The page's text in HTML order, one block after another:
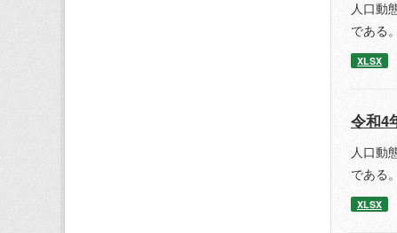
人口動
である
XLSX
令和4
人口動
である
XLSX